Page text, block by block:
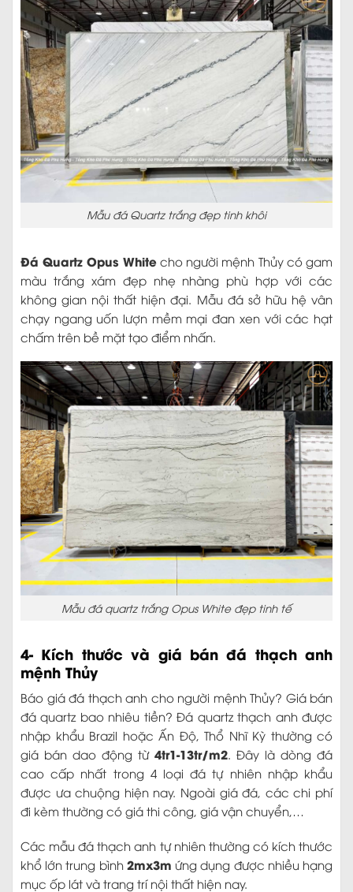
Mẫu đá Quartz trắng đẹp tinh khôi
Đá Quartz Opus Whitecho người mệnh Thủy có gam
màu trắng xám đẹp nhẹ nhàng phù hợp với các
không gian nội thất hiện đại. Mẫu đá sở hữu hệ vân
chạy ngang uốn lượn mềm mại đan xen với các hạt
chấm trên bề mặt tạo điểm nhấn.
Mẫu đá quartz trắng Opus White đẹp tinh tế
4- Kích thước và giá bán đá thạch anh
mệnh Thủy
Báo giá đá thạch anh cho người mệnh Thủy? Giá bán
đá quartz bao nhiêu tiền? Đá quartz thạch anh được
nhập khẩu Brazil hoặc Ấn Độ, Thổ Nhĩ Kỳ thường có
giá bán dao động từ 4tr1-13tr/m2. Đây là dòng đá
cao cấp nhất trong 4 loại đá tự nhiên nhập khẩu
được ưa chuộng hiện nay. Ngoài giá đá, các chi phí
đi kèm thường có giá thi công, giá vận chuyển,…
Các mẫu đá thạch anh tự nhiên thường có kích thước
khổ lớn trung bình 2mx3m ứng dụng được nhiều hạng
mục ốp lát và trang trí nội thất hiện nay.